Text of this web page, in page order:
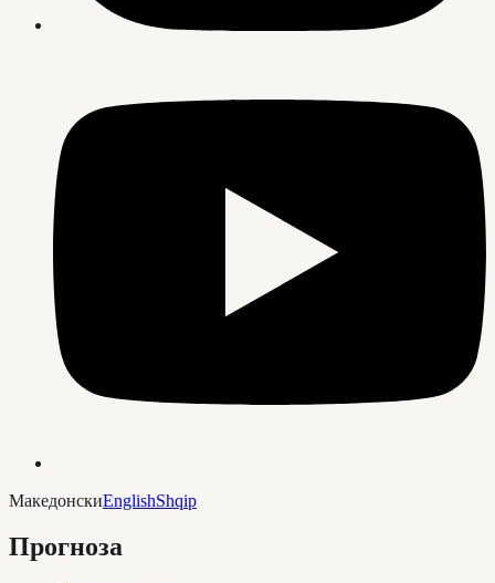
МакедонскиEnglishShqip
Прогноза